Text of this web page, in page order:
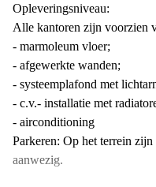
Opleveringsniveau:
Alle kantoren zijn voorzien
- marmoleum vloer;
- afgewerkte wanden;
- systeemplafond met
- c.v.- installatie met
- airconditioning
Parkeren: Op het terrein
aanwezig.